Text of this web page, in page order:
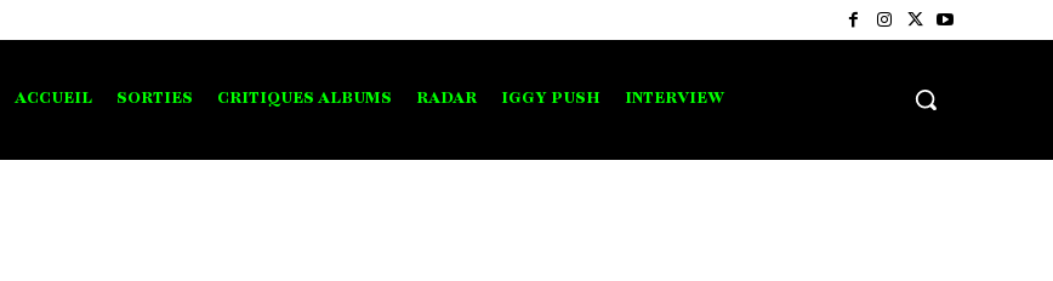
ACCUEIL SORTIES CRITIQUES ALBUMS RADAR IGGY PUSH INTERVIEW